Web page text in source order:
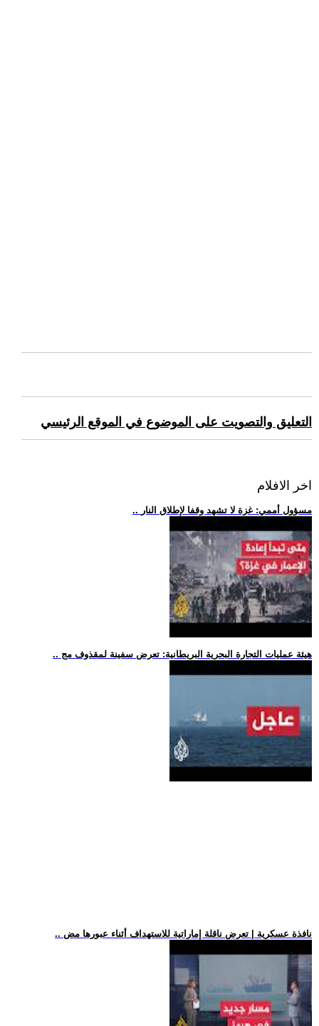
التعليق والتصويت على الموضوع في الموقع الرئيسي
اخر الافلام
.. مسؤول أممي: غزة لا تشهد وقفا لإطلاق النار
.. هيئة عمليات التجارة البحرية البريطانية: تعرض سفينة لمقذوف مج
.. نافذة عسكرية | تعرض ناقلة إماراتية للاستهداف أثناء عبورها مض